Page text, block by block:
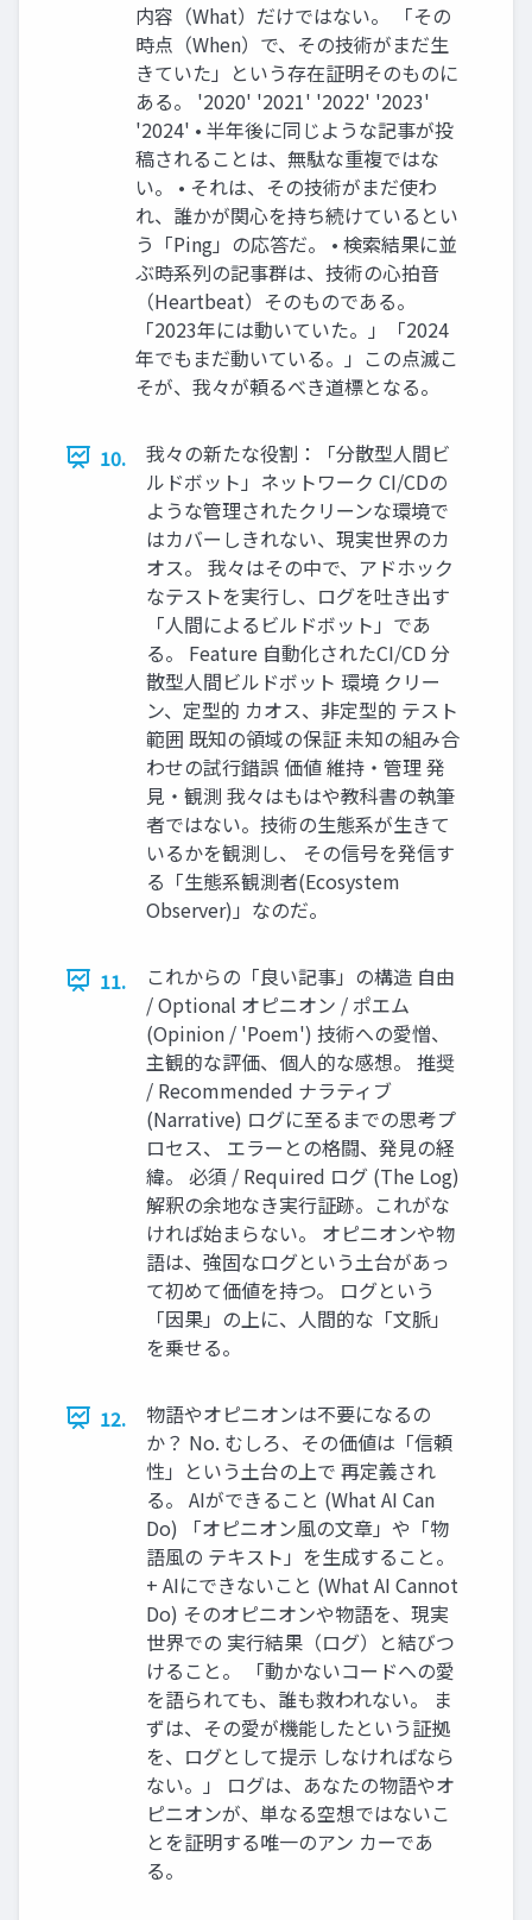
内容（What）だけではない。 「その
時点（When）で、その技術がまだ生
きていた」という存在証明そのものに
ある。 '2020' '2021' '2022' '2023'
'2024' • 半年後に同じような記事が投
稿されることは、無駄な重複ではな
い。 • それは、その技術がまだ使わ
れ、誰かが関心を持ち続けているとい
う「Ping」の応答だ。 • 検索結果に並
ぶ時系列の記事群は、技術の心拍音
（Heartbeat）そのものである。
「2023年には動いていた。」「2024
年でもまだ動いている。」この点滅こ
そが、我々が頼るべき道標となる。
10.
我々の新たな役割：「分散型人間ビ
ルドボット」ネットワーク CI/CDの
ような管理されたクリーンな環境で
はカバーしきれない、現実世界のカ
オス。 我々はその中で、アドホック
なテストを実行し、ログを吐き出す
「人間によるビルドボット」であ
る。 Feature 自動化されたCI/CD 分
散型人間ビルドボット 環境 クリー
ン、定型的 カオス、非定型的 テスト
範囲 既知の領域の保証 未知の組み合
わせの試行錯誤 価値 維持・管理 発
見・観測 我々はもはや教科書の執筆
者ではない。技術の生態系が生きて
いるかを観測し、 その信号を発信す
る「生態系観測者(Ecosystem
Observer)」なのだ。
11.
これからの「良い記事」の構造 自由
/ Optional オピニオン / ポエム
(Opinion / 'Poem') 技術への愛憎、
主観的な評価、個人的な感想。 推奨
/ Recommended ナラティブ
(Narrative) ログに至るまでの思考プ
ロセス、 エラーとの格闘、発見の経
緯。 必須 / Required ログ (The Log)
解釈の余地なき実行証跡。これがな
ければ始まらない。 オピニオンや物
語は、強固なログという土台があっ
て初めて価値を持つ。 ログという
「因果」の上に、人間的な「文脈」
を乗せる。
12.
物語やオピニオンは不要になるの
か？ No. むしろ、その価値は「信頼
性」という土台の上で 再定義され
る。 AIができること (What AI Can
Do) 「オピニオン風の文章」や「物
語風の テキスト」を生成すること。
+ AIにできないこと (What AI Cannot
Do) そのオピニオンや物語を、現実
世界での 実行結果（ログ）と結びつ
けること。 「動かないコードへの愛
を語られても、誰も救われない。 ま
ずは、その愛が機能したという証拠
を、ログとして提示 しなければなら
ない。」 ログは、あなたの物語やオ
ピニオンが、単なる空想ではないこ
とを証明する唯一のアン カーであ
る。